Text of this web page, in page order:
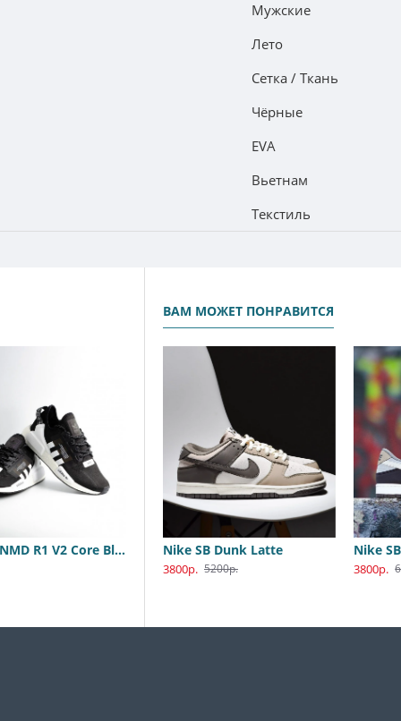
Мужские
Лето
Сетка / Ткань
Чёрные
EVA
Вьетнам
Текстиль
Adidas NMD R1 V2 Core Black
ВАМ МОЖЕТ ПОНРАВИТСЯ
Nike SB Dunk Latte
3800р. 5200р. 3800р.